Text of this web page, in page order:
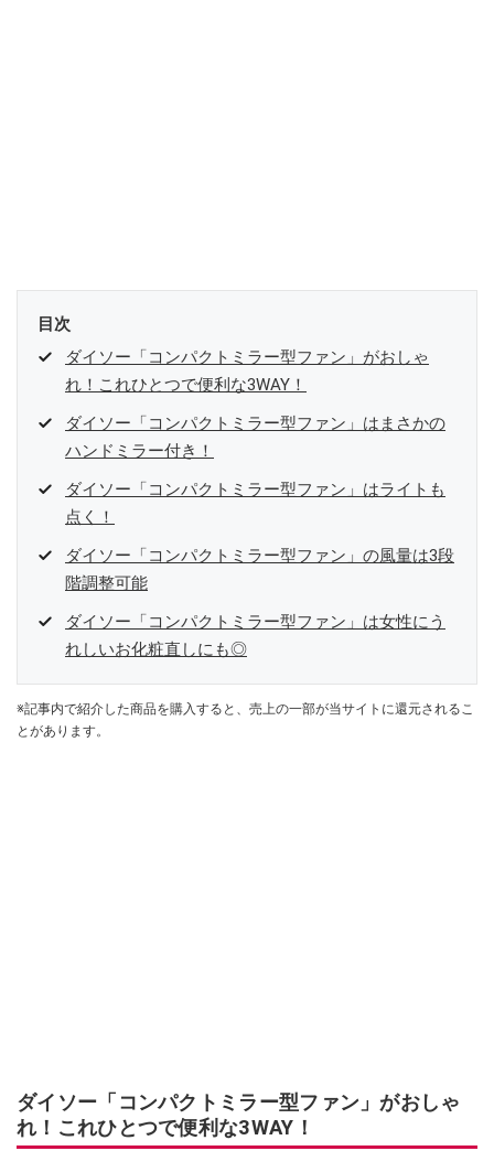
目次
ダイソー「コンパクトミラー型ファン」がおしゃ
れ！これひとつで便利な3WAY！
ダイソー「コンパクトミラー型ファン」はまさかの
ハンドミラー付き！
ダイソー「コンパクトミラー型ファン」はライトも
点く！
ダイソー「コンパクトミラー型ファン」の風量は3段
階調整可能
ダイソー「コンパクトミラー型ファン」は女性にう
れしいお化粧直しにも◎
※記事内で紹介した商品を購入すると、売上の一部が当サイトに還元されるこ
とがあります。
ダイソー「コンパクトミラー型ファン」がおしゃ
れ！これひとつで便利な3WAY！